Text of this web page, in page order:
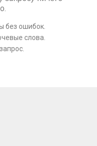
без ошибок.
слова.